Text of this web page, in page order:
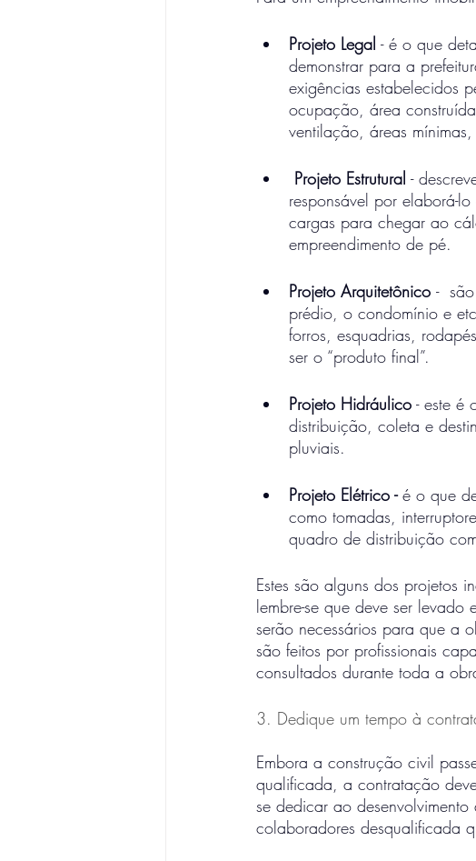
Projeto Legal - é o que
demonstrar para a
exigências estabelecidos
ocupação, área
ventilação, áreas
Projeto Estrutural -
responsável por elaborá-
cargas para chegar ao
empreendimento de pé.
Projeto Arquitetônico -
prédio, o condomínio e
forros, esquadrias,
ser o “produto final”.
Projeto Hidráulico - este é
distribuição, coleta e
pluviais.
Projeto Elétrico - é o que
como tomadas,
quadro de distribuição
Estes são alguns dos projetos
lembre-se que deve ser
serão necessários para que a
são feitos por profissionais
consultados durante toda a
3. Dedique um tempo à
Embora a construção civil
qualificada, a contratação
se dedicar ao
colaboradores desqualificada